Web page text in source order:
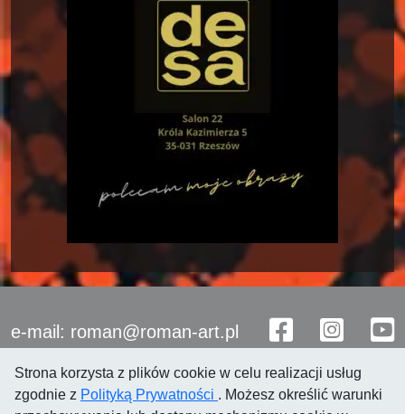
e-mail: roman@roman-art.pl
Strona korzysta z plików cookie w celu realizacji usług
zgodnie z Polityką Prywatności . Możesz określić warunki